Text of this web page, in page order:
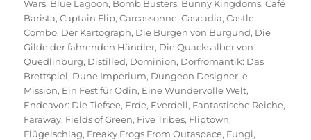
Wars, Blue Lagoon, Bomb Busters, Bunny Kingdoms,Café
Barista,Captain Flip,Carcassonne,Cascadia,Castle
Combo, Der Kartograph, Die Burgen von Burgund, Die
Gilde der fahrenden Händler, Die Quacksalber von
Quedlinburg, Distilled, Dominion, Dorfromantik: Das
Brettspiel, Dune Imperium, Dungeon Designer,e-
Mission, Ein Fest für Odin, Eine Wundervolle Welt,
Endeavor: Die Tiefsee, Erde, Everdell, Fantastische Reiche,
Faraway, Fields of Green, Five Tribes, Fliptown,
Flügelschlag, Freaky Frogs From Outaspace, Fungi,